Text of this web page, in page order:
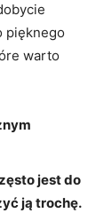
pięknego
warto⁣
jest do
ją ‍trochę.